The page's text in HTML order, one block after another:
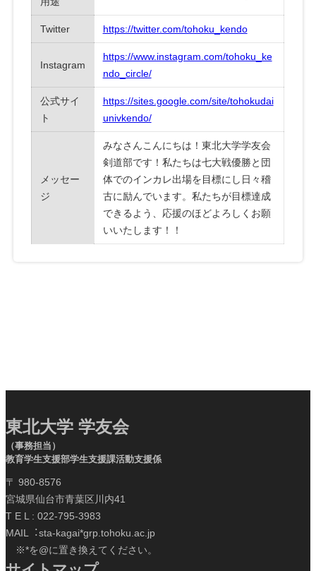
Twitter https://twitter.com/tohoku_kendo
Instagram
https://www.instagram.com/tohoku_ke
ndo_circle/
公式サイ
ト
https://sites.google.com/site/tohokudai
univkendo/
メッセー
ジ
みなさんこんにちは！東北大学学友会
剣道部です！私たちは七大戦優勝と団
体でのインカレ出場を目標にし日々稽
古に励んでいます。私たちが目標達成
できるよう、応援のほどよろしくお願
いいたします！！
東北大学 学友会
（事務担当）
教育学生支援部学生支援課活動支援係
〒 980-8576
宮城県仙台市青葉区川内41
T E L : 022-795-3983
MAIL︓sta-kagai*grp.tohoku.ac.jp
※*を@に置き換えてください。